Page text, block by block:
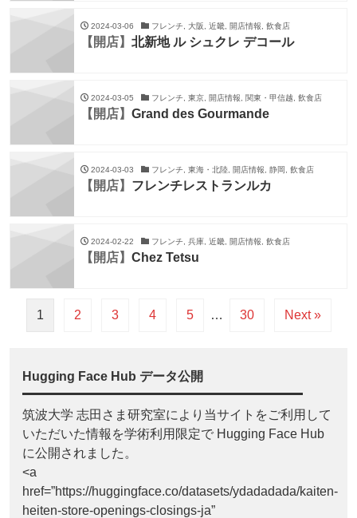
2024-03-06 フレンチ, 大阪, 近畿, 開店情報, 飲食店
【開店】 北新地 ル シュクレ デコール
2024-03-05 フレンチ, 東京, 開店情報, 関東・甲信越, 飲食店
【開店】 Grand des Gourmande
2024-03-03 フレンチ, 東海・北陸, 開店情報, 静岡, 飲食店
【開店】 フレンチレストランルカ
2024-02-22 フレンチ, 兵庫, 近畿, 開店情報, 飲食店
【開店】 Chez Tetsu
1 2 3 4 5 … 30 Next »
Hugging Face Hub データ公開
筑波大学 志田さま研究室により当サイトをご利用して
いただいた情報を学術利用限定で Hugging Face Hub
に公開されました。
<a
href=”https://huggingface.co/datasets/ydadadada/kaiten-
heiten-store-openings-closings-ja”